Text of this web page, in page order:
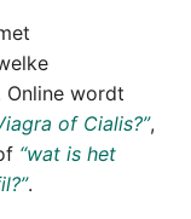
Online wordt
of Cialis?”,
“wat is het
.